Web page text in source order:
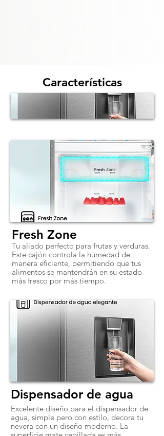
Características
Fresh Zone
Tu aliado perfecto para frutas y verduras.
Este cajón controla la humedad de
manera eficiente, permitiendo que tus
alimentos se mantendrán en su estado
más fresco por más tiempo.
Dispensador de agua
Excelente diseño para el dispensador de
agua, simple pero con estilo, decora tu
nevera con un diseño moderno. La